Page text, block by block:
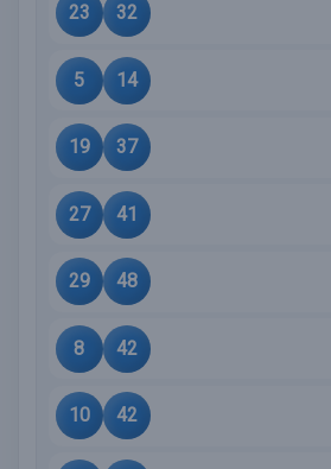
23 32
5 14
19 37
27 41
29 48
8 42
10 42